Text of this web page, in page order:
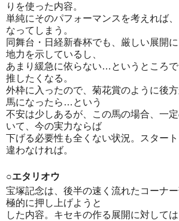
りを使った内容。
単純にそのパフォーマンスを考えれば
なってしまう。
同舞台・日経新春杯でも、厳しい展開
地力を示しているし、
あまり緩急に依らない…というところ
推したくなる。
外枠に入ったので、菊花賞のように後
馬になったら…という
不安は少しあるが、この馬の場合、一
いて、今の実力ならば
下げる必要性も全くない状況。スター
違わなければ。
○エタリオウ
宝塚記念は、後半の速く流れたコーナ
極的に押し上げようと
した内容。キセキの作る展開に対して